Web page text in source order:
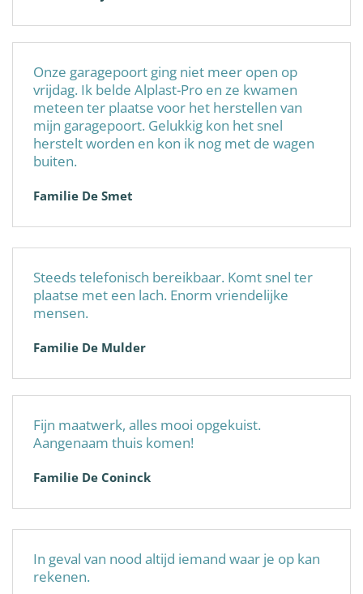
Onze garagepoort ging niet meer open op
vrijdag. Ik belde Alplast-Pro en ze kwamen
meteen ter plaatse voor het herstellen van
mijn garagepoort. Gelukkig kon het snel
herstelt worden en kon ik nog met de wagen
buiten.
Familie De Smet
Steeds telefonisch bereikbaar. Komt snel ter
plaatse met een lach. Enorm vriendelijke
mensen.
Familie De Mulder
Fijn maatwerk, alles mooi opgekuist.
Aangenaam thuis komen!
Familie De Coninck
In geval van nood altijd iemand waar je op kan
rekenen.